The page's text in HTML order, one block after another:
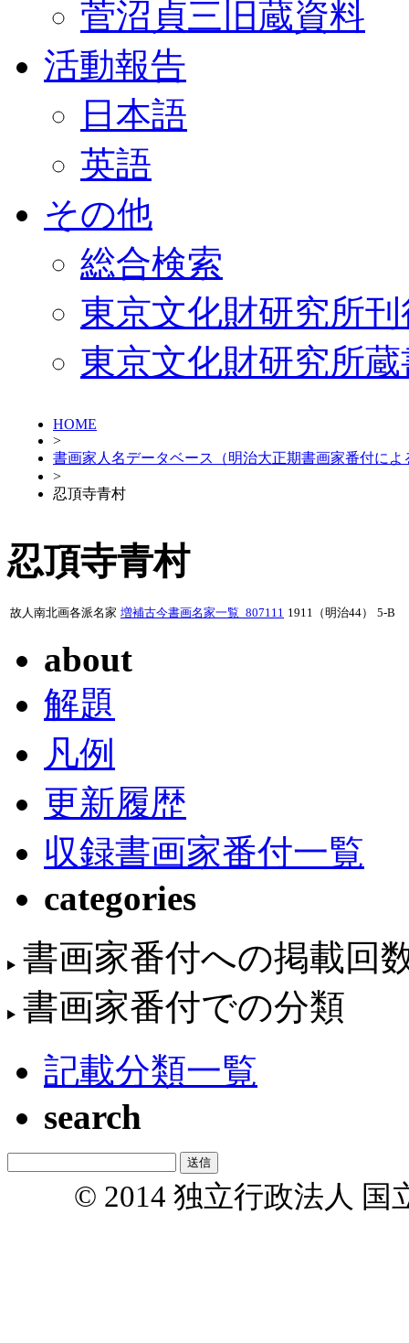
菅沼貞三旧蔵資料
活動報告
日本語
英語
その他
総合検索
東京文化財研究所
東京文化財研究所
HOME
>
書画家人名データベース（明治大正期書画家番付によ
>
忍頂寺青村
忍頂寺青村
故人南北画各派名家 増補古今書画名家一覧_807111 1911（明治44） 5-B
about
解題
凡例
更新履歴
収録書画家番付一覧
categories
書画家番付への掲載回
書画家番付での分類
記載分類一覧
search
© 2014 独立行政法人 国